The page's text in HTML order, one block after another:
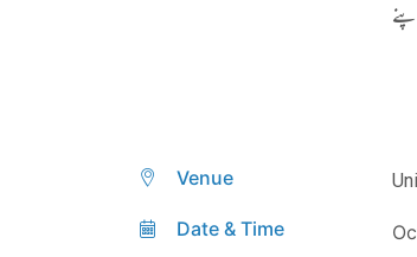
Venue
Date & Time